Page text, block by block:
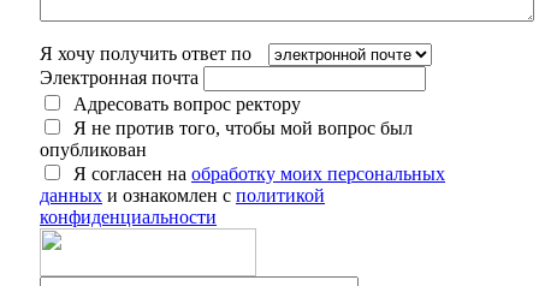
Я хочу получить ответ по
Электронная почта
Адресовать вопрос ректору
Я не против того, чтобы мой вопрос был
опубликован
Я согласен на обработку моих персональных
данных и ознакомлен с политикой
конфиденциальности